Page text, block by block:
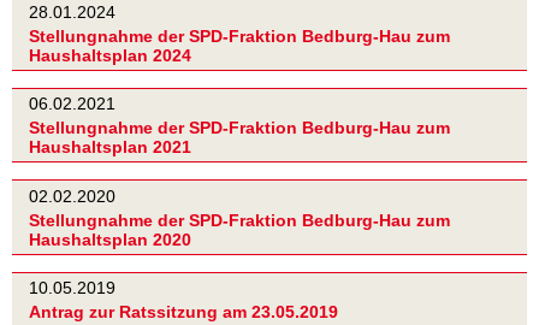
28.01.2024
Stellungnahme der SPD-Fraktion Bedburg-Hau zum
Haushaltsplan 2024
06.02.2021
Stellungnahme der SPD-Fraktion Bedburg-Hau zum
Haushaltsplan 2021
02.02.2020
Stellungnahme der SPD-Fraktion Bedburg-Hau zum
Haushaltsplan 2020
10.05.2019
Antrag zur Ratssitzung am 23.05.2019